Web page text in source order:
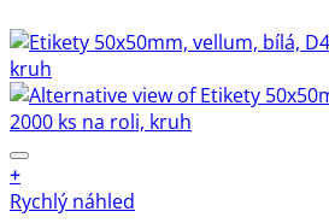
+
Rychlý náhled